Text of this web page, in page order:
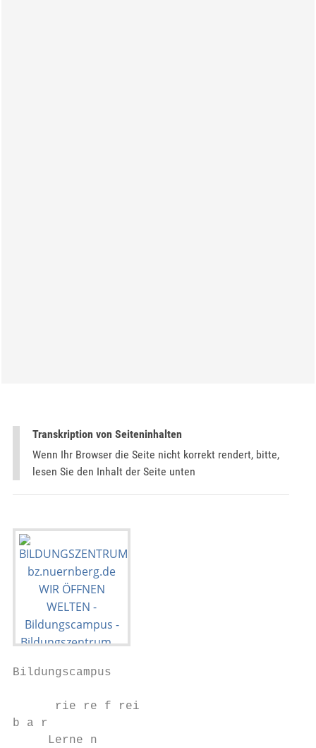
Transkription von Seiteninhalten
Wenn Ihr Browser die Seite nicht korrekt rendert, bitte,
lesen Sie den Inhalt der Seite unten
Bildungscampus
      rie re f rei
b a r
     Lerne n